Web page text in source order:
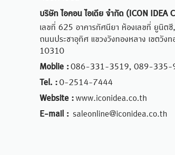
บริษัท ไอคอน ไอเดีย จำกัด (ICON IDEA
เลขที่ 625 อาคารทัศนียา ห้องเลขที่ ยูนิต
ถนนประชาอุทิศ แขวงวังทองหลาง เขตวัง
10310
Moblie :086-331-3519, 089-335-
Tel. :0-2514-7444
Website :www.iconidea.co.th
E-mail : saleonline@iconidea.co.th